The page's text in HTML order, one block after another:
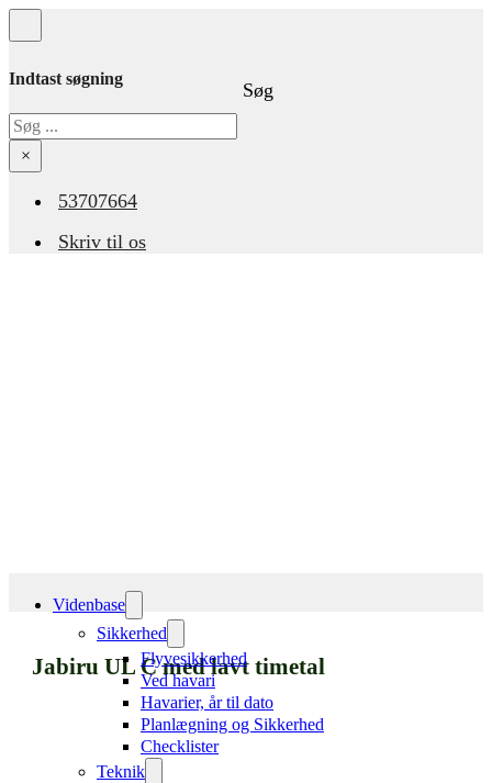
Indtast søgning
Søg
×
Søg
53707664
Skriv til os
Videnbase
Sikkerhed
Flyvesikkerhed
Ved havari
Havarier, år til dato
Planlægning og Sikkerhed
Checklister
Teknik
Jabiru UL C med lavt timetal